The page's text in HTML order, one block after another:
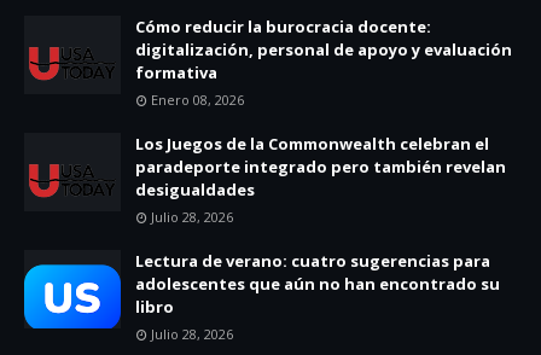
Cómo reducir la burocracia docente:
digitalización, personal de apoyo y evaluación
formativa
Enero 08, 2026
Los Juegos de la Commonwealth celebran el
paradeporte integrado pero también revelan
desigualdades
Julio 28, 2026
Lectura de verano: cuatro sugerencias para
adolescentes que aún no han encontrado su
libro
Julio 28, 2026